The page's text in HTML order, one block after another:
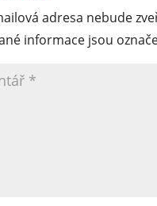
adresa nebude
informace jsou